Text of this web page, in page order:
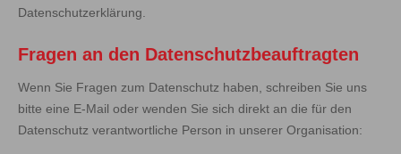
Datenschutzerklärung.
Fragen an den Datenschutzbeauftragten
Wenn Sie Fragen zum Datenschutz haben, schreiben Sie uns
bitte eine E-Mail oder wenden Sie sich direkt an die für den
Datenschutz verantwortliche Person in unserer Organisation: